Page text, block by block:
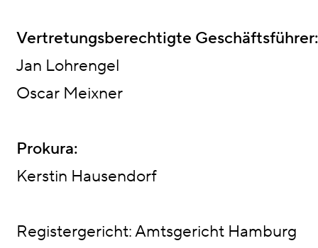
Vertretungsberechtigte Geschäftsführer:
Jan Lohrengel
Oscar Meixner
Prokura:
Kerstin Hausendorf
Registergericht: Amtsgericht Hamburg